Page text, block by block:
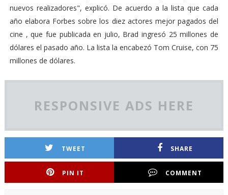
nuevos realizadores", explicó. De acuerdo a la lista que cada
año elabora Forbes sobre los diez actores mejor pagados del
cine , que fue publicada en julio, Brad ingresó 25 millones de
dólares el pasado año. La lista la encabezó Tom Cruise, con 75
millones de dólares.
RESPONSIVE ADS HERE
TWEET SHARE
PIN IT COMMENT